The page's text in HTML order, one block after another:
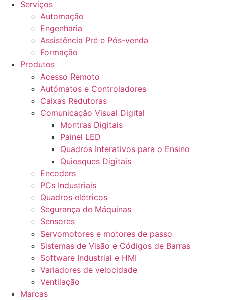
Serviços
Automação
Engenharia
Assistência Pré e Pós-venda
Formação
Produtos
Acesso Remoto
Autómatos e Controladores
Caixas Redutoras
Comunicação Visual Digital
Montras Digitais
Painel LED
Quadros Interativos para o Ensino
Quiosques Digitais
Encoders
PCs Industriais
Quadros elétricos
Segurança de Máquinas
Sensores
Servomotores e motores de passo
Sistemas de Visão e Códigos de Barras
Software Industrial e HMI
Variadores de velocidade
Ventilação
Marcas